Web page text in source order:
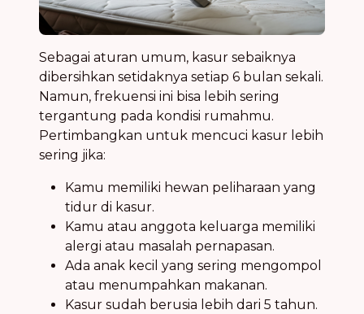
Sebagai aturan umum, kasur sebaiknya
dibersihkan setidaknya setiap 6 bulan sekali.
Namun, frekuensi ini bisa lebih sering
tergantung pada kondisi rumahmu.
Pertimbangkan untuk mencuci kasur lebih
sering jika:
Kamu memiliki hewan peliharaan yang
tidur di kasur.
Kamu atau anggota keluarga memiliki
alergi atau masalah pernapasan.
Ada anak kecil yang sering mengompol
atau menumpahkan makanan.
Kasur sudah berusia lebih dari 5 tahun.